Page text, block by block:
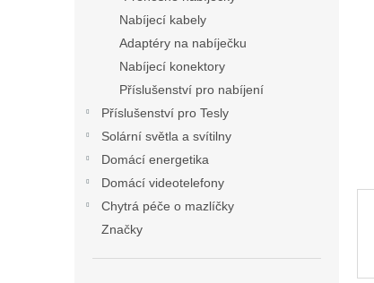
Nabíjecí kabely
Adaptéry na nabíječku
Nabíjecí konektory
Příslušenství pro nabíjení
Příslušenství pro Tesly
Solární světla a svítilny
Domácí energetika
Domácí videotelefony
Chytrá péče o mazlíčky
Značky